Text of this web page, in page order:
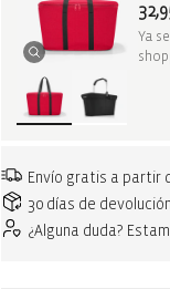
Ya
Envío gratis a partir
30 días de
¿Alguna duda?